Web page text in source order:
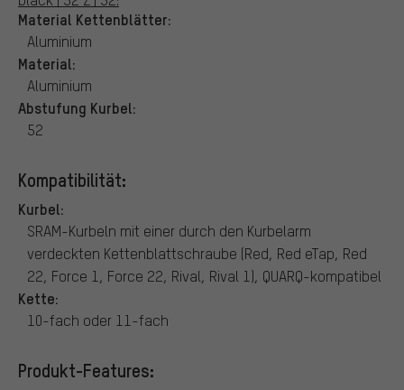
Material Kettenblätter:
Aluminium
Material:
Aluminium
Abstufung Kurbel:
52
Kompatibilität:
Kurbel:
SRAM-Kurbeln mit einer durch den Kurbelarm
verdeckten Kettenblattschraube (Red, Red eTap, Red
22, Force 1, Force 22, Rival, Rival 1), QUARQ-kompatibel
Kette:
10-fach oder 11-fach
Produkt-Features: